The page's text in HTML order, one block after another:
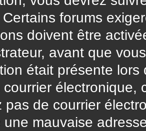
forums
doivent être
avant que
était présente
courrier électronique,
pas de courrier
une mauvaise